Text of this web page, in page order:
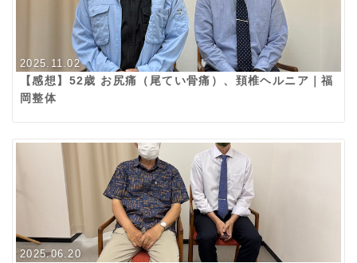
2025.11.02
【感想】52歳 お尻痛（尾てい骨痛）、頚椎ヘルニア｜福
岡整体
2025.06.20